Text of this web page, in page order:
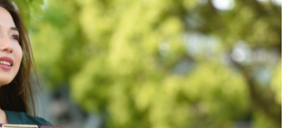
ラス
部長クラス以上 –